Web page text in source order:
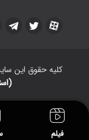
فیلم
کلیه حقوق این